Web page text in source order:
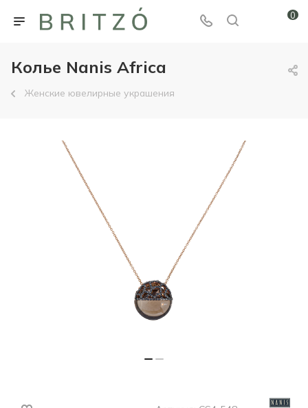
0
Колье Nanis Africa
Женские ювелирные украшения